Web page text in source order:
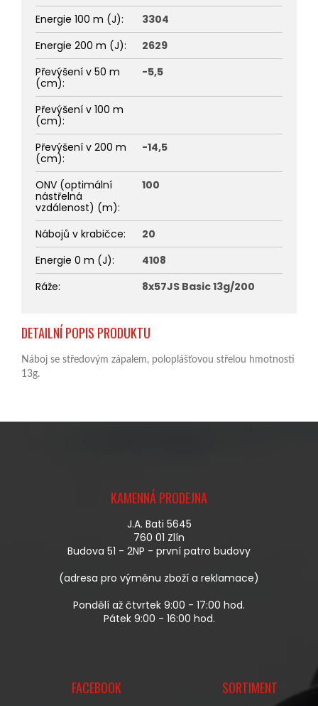
DETAILNÍ POPIS PRODUKTU
Náboj se středovým zápalem, poloplášťovou střelou hmotnosti
13g.
Energie 100 m (J):
3304
Energie 200 m (J):
2629
Převýšení v 50 m
(cm):
-5,5
Převýšení v 100 m
(cm):
Převýšení v 200 m
(cm):
-14,5
ONV (optimální
nástřelná
vzdálenost) (m):
100
Nábojů v krabičce:
20
Energie 0 m (J):
4108
Ráže: 8x57JS Basic 13g/200
KAMENNÁ PRODEJNA
J.A. Bati 5645
760 01 Zlín
Budova 51 - 2NP - první patro budovy
(adresa pro výměnu zboží a reklamace)
Pondělí až čtvrtek 9:00 - 17:00 hod.
Pátek 9:00 - 16:00 hod.
FACEBOOK SORTIMENT